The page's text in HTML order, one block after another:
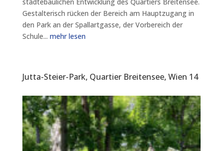
Gestalterisch rücken der Bereich am Hauptzugang in
den Park an der Spallartgasse, der Vorbereich der
Schule... mehr lesen
Jutta-Steier-Park, Quartier Breitensee, Wien 14